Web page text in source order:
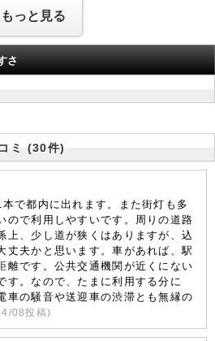
もっと見る
さ
ミ (30件)
で都内に出れます。また街灯も多
ので利用しやすいです。周りの道路
上、少し道が狭くはありますが、込
丈夫かと思います。車があれば、駅
離です。公共交通機関が近くにない
す。なので、たまに利用する分に
車の騒音や送迎車の渋滞とも無縁の
08投稿)